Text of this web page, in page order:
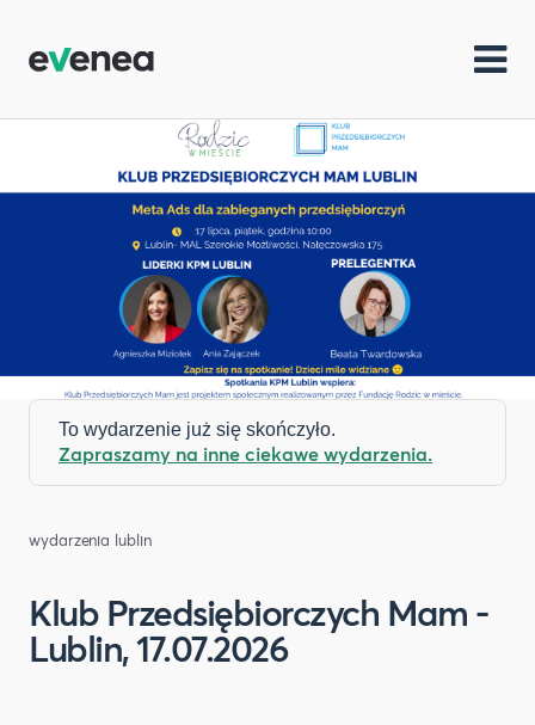
To wydarzenie już się skończyło.
Zapraszamy na inne ciekawe wydarzenia.
wydarzenia lublin
Klub Przedsiębiorczych Mam -
Lublin, 17.07.2026